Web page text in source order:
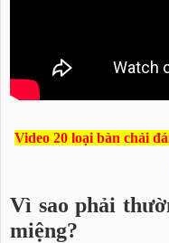
Video 20 loại bàn chải
Vì sao phải
miệng?